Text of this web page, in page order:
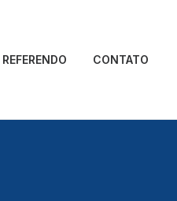
REFERENDO CONTATO